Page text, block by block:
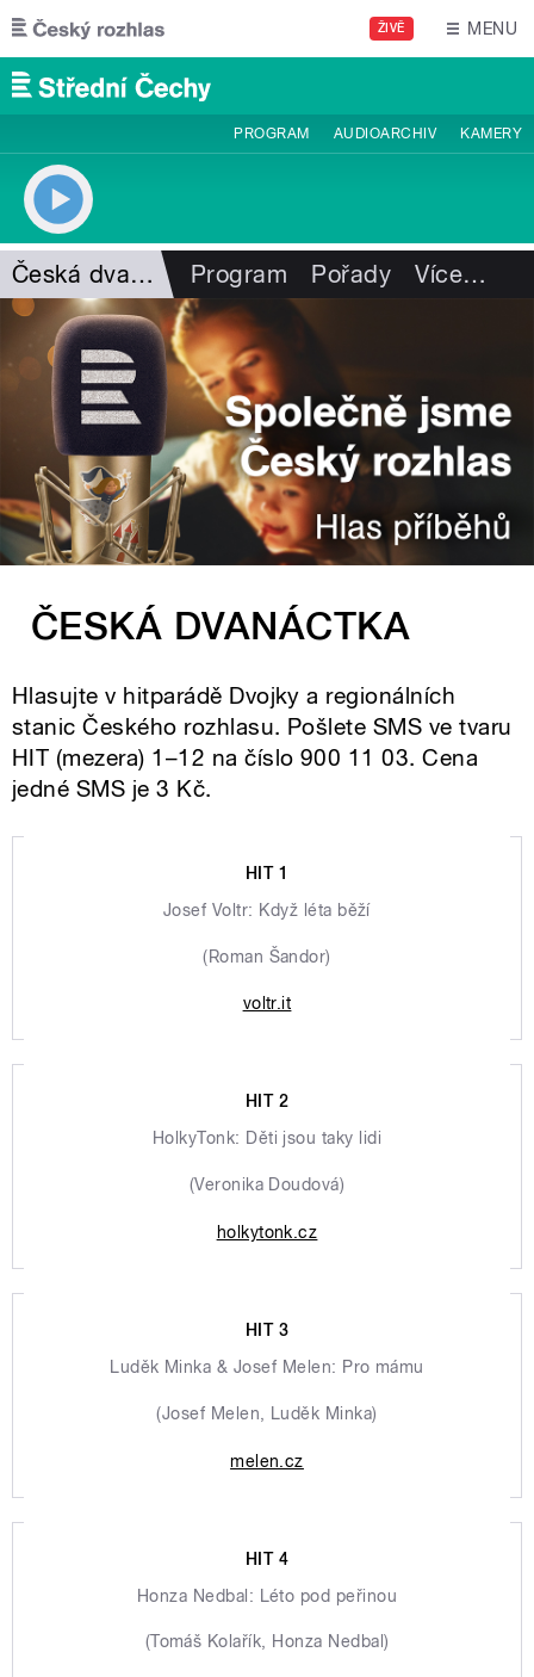
Přejít k hlavnímu obsahu
ŽIVĚ MENU
PROGRAM AUDIOARCHIV KAMERY
Česká dvanáctka Program Pořady Více…
ČESKÁ DVANÁCTKA
Hlasujte v hitparádě Dvojky a regionálních
stanic Českého rozhlasu. Pošlete SMS ve tvaru
HIT (mezera) 1–12 na číslo 900 11 03. Cena
jedné SMS je 3 Kč.
HIT 1
Josef Voltr: Když léta běží
(Roman Šandor)
voltr.it
HIT 2
HolkyTonk: Děti jsou taky lidi
(Veronika Doudová)
holkytonk.cz
HIT 3
Luděk Minka & Josef Melen: Pro mámu
(Josef Melen, Luděk Minka)
melen.cz
HIT 4
Honza Nedbal: Léto pod peřinou
(Tomáš Kolařík, Honza Nedbal)